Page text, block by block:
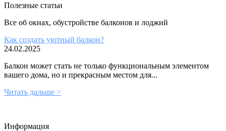
Полезные статьи
Все об окнах, обустройстве балконов и лоджий
Как создать уютный балкон?
24.02.2025
Балкон может стать не только функциональным элементом
вашего дома, но и прекрасным местом для...
Читать дальше >
Информация